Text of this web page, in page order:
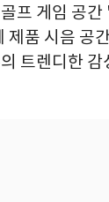
프 게임 공
제품 시음 공
트렌디한 감